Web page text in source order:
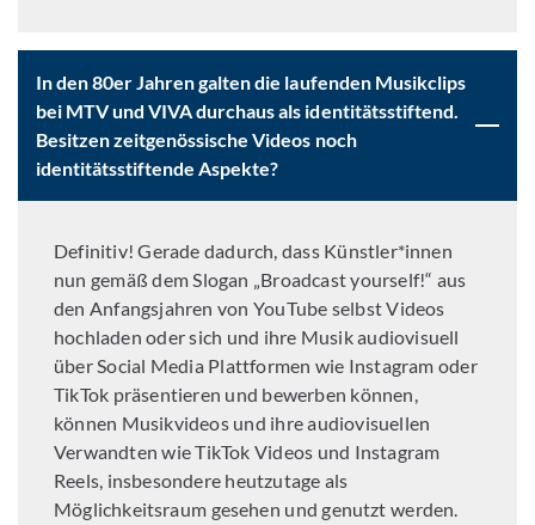
In den 80er Jahren galten die laufenden Musikclips
bei MTV und VIVA durchaus als identitätsstiftend.
Besitzen zeitgenössische Videos noch
identitätsstiftende Aspekte?
Definitiv! Gerade dadurch, dass Künstler*innen
nun gemäß dem Slogan „Broadcast yourself!“ aus
den Anfangsjahren von YouTube selbst Videos
hochladen oder sich und ihre Musik audiovisuell
über Social Media Plattformen wie Instagram oder
TikTok präsentieren und bewerben können,
können Musikvideos und ihre audiovisuellen
Verwandten wie TikTok Videos und Instagram
Reels, insbesondere heutzutage als
Möglichkeitsraum gesehen und genutzt werden.